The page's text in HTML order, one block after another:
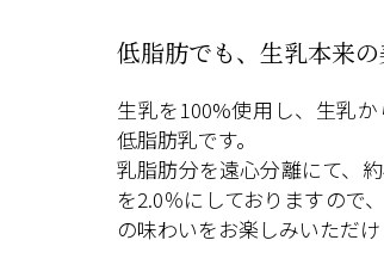
低脂肪でも、生乳本来
生乳を100%使用し、生乳
低脂肪乳です。
乳脂肪分を遠心分離にて、
を2.0％にしておりますので
の味わいをお楽しみいただ